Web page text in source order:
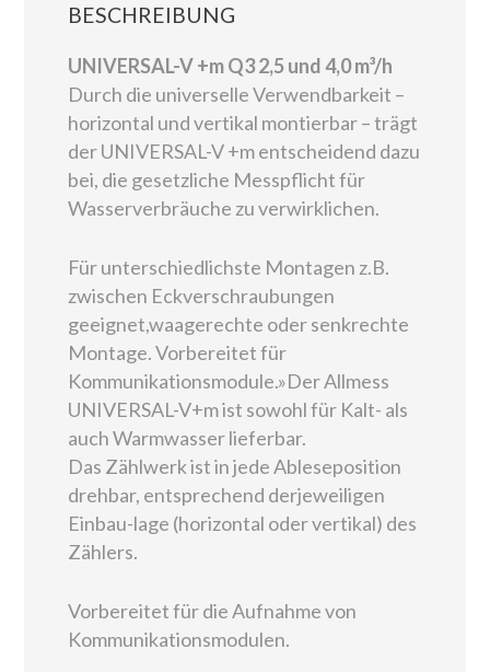
BESCHREIBUNG
UNIVERSAL-V +m Q3 2,5 und 4,0 m³/h
Durch die universelle Verwendbarkeit –
horizontal und vertikal montierbar – trägt
der UNIVERSAL-V +m entscheidend dazu
bei, die gesetzliche Messpflicht für
Wasserverbräuche zu verwirklichen.
Für unterschiedlichste Montagen z.B.
zwischen Eckverschraubungen
geeignet,waagerechte oder senkrechte
Montage. Vorbereitet für
Kommunikationsmodule.»Der Allmess
UNIVERSAL-V+m ist sowohl für Kalt- als
auch Warmwasser lieferbar.
Das Zählwerk ist in jede Ableseposition
drehbar, entsprechend derjeweiligen
Einbau-lage (horizontal oder vertikal) des
Zählers.
Vorbereitet für die Aufnahme von
Kommunikationsmodulen.